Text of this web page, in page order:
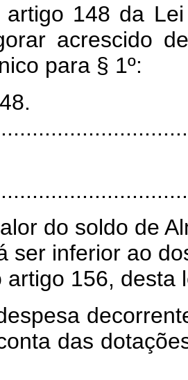
artigo 148 da
acrescido
para § 1º:
do soldo de
ser inferior ao
artigo 156, desta
das